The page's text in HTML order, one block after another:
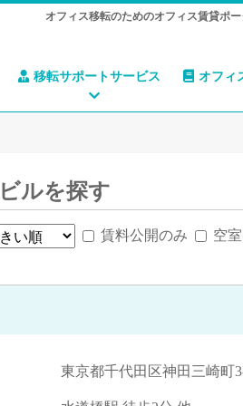
オフィス移転のためのオフィス賃貸ポ
移転サポートサービス オフィ
ルを探す
賃料公開のみ 空
東京都千代田区神田三崎町